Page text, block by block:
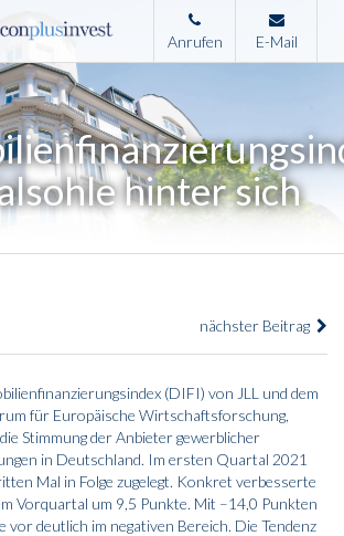
Menu
Anrufen E-Mail
hinter sich
nächster Beitrag
(DIFI) von JLL und dem
für Europäische Wirtschaftsforschung,
Stimmung der Anbieter gewerblicher
in Deutschland. Im ersten Quartal 2021
Mal in Folge zugelegt. Konkret verbesserte
Vorquartal um 9,5 Punkte. Mit –14,0 Punkten
vor deutlich im negativen Bereich. Die Tendenz